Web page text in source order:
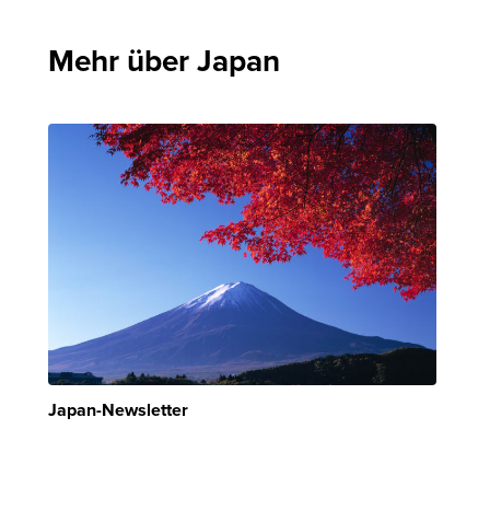
Mehr über Japan
Japan-Newsletter